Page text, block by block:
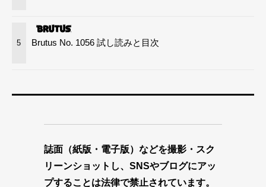
5 Brutus No. 1056 試し読みと目次
誌面（紙版・電子版）などを撮影・スク
リーンショットし、SNSやブログにアッ
プすることは法律で禁止されています。